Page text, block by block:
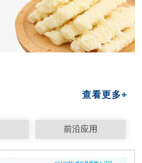
查看更多+
前沿应用